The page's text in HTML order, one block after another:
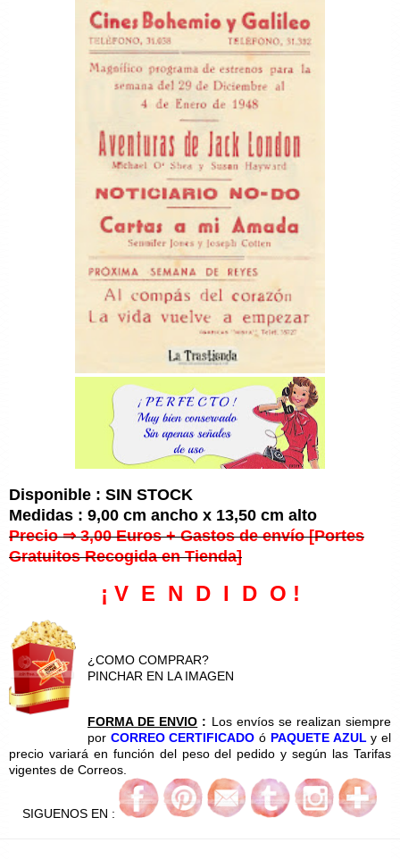
Disponible : SIN STOCK
Medidas : 9,00 cm ancho x 13,50 cm alto
Precio ⇒ 3,00 Euros + Gastos de envío [Portes
Gratuitos Recogida en Tienda]
¡ V E N D I D O !
¿COMO COMPRAR?
PINCHAR EN LA IMAGEN
FORMA DE ENVIO : Los envíos se realizan siempre
por CORREO CERTIFICADO ó PAQUETE AZUL y el
precio variará en función del peso del pedido y según las Tarifas
vigentes de Correos.
SIGUENOS EN :